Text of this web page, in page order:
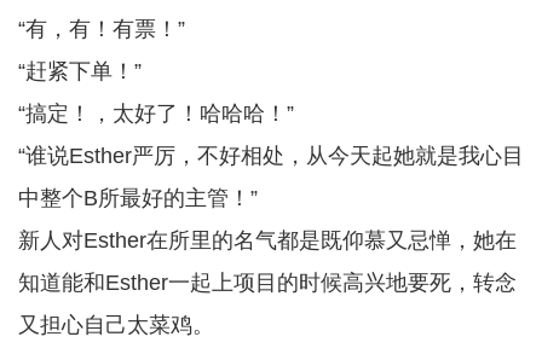
“有，有！有票！”
“赶紧下单！”
“搞定！，太好了！哈哈哈！”
“谁说Esther严厉，不好相处，从今天起她就是我心目
中整个B所最好的主管！”
新人对Esther在所里的名气都是既仰慕又忌惮，她在
知道能和Esther一起上项目的时候高兴地要死，转念
又担心自己太菜鸡。